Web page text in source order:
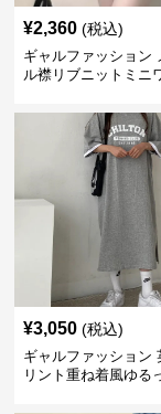
¥2,360 (税込)
ギャルファッション
ル襟リブニットミニ
¥3,050 (税込)
ギャルファッション
リント重ね着風ゆる